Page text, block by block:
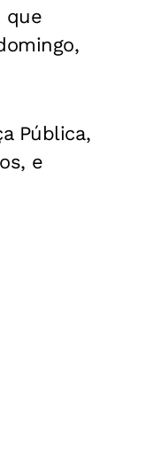
que
Pública,
e